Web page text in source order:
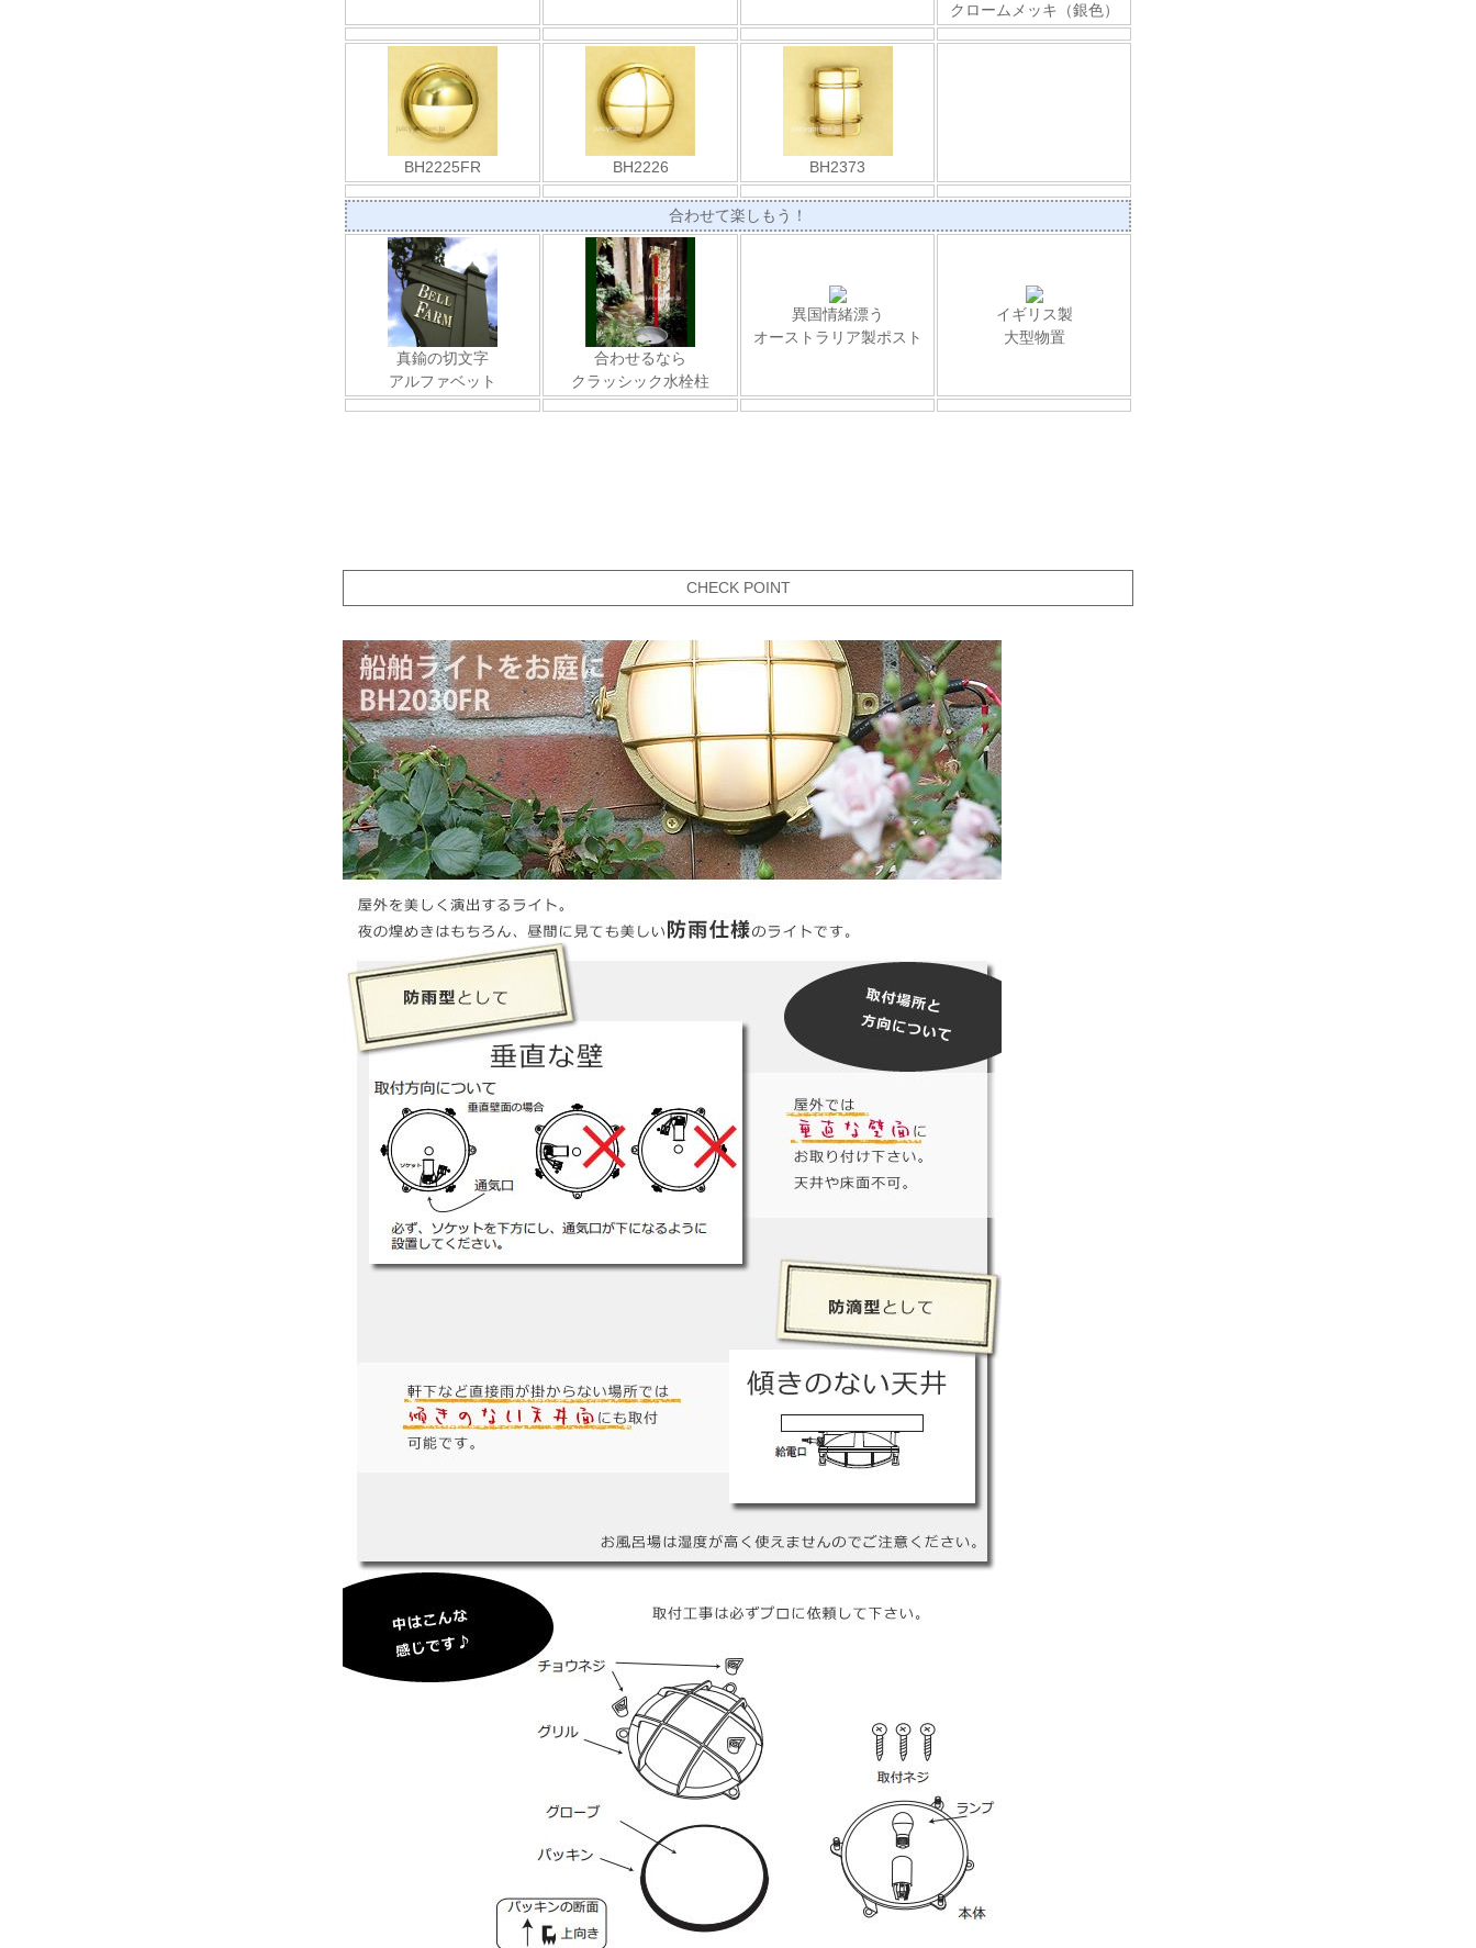
クロームメッキ（銀色）
BH2225FR BH2226 BH2373
合わせて楽しもう！
真鍮の切文字
アルファベット
合わせるなら
クラッシック水栓柱
異国情緒漂う
オーストラリア製ポスト
イギリス製
大型物置
CHECK POINT